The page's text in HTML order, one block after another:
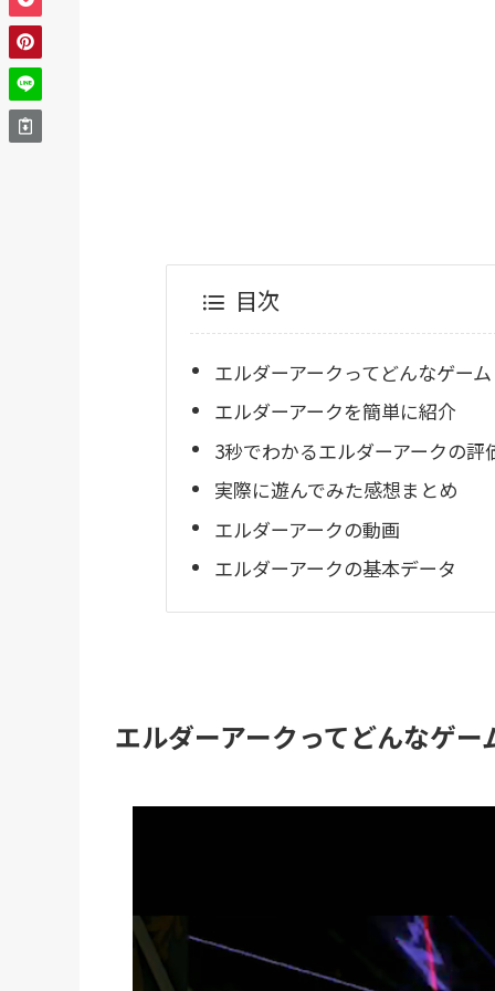
目次
エルダーアークってどんなゲー
エルダーアークを簡単に紹介
3秒でわかるエルダーアークの評
実際に遊んでみた感想まとめ
エルダーアークの動画
エルダーアークの基本データ
エルダーアークってどんなゲー